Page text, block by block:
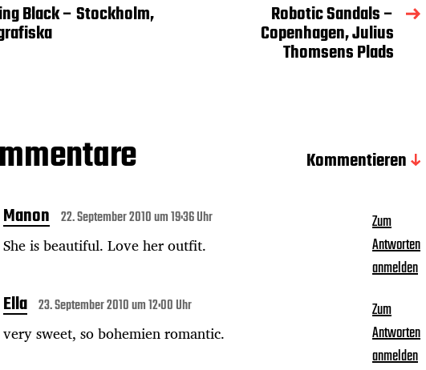
Black – Stockholm, Robotic Sandals –
Copenhagen, Julius
Thomsens Plads
Kommentieren
Manon 22. September 2010 um 19:36 Uhr
She is beautiful. Love her outfit.
Zum
Antworten
anmelden
Ella 23. September 2010 um 12:00 Uhr
very sweet, so bohemien romantic.
Zum
Antworten
anmelden